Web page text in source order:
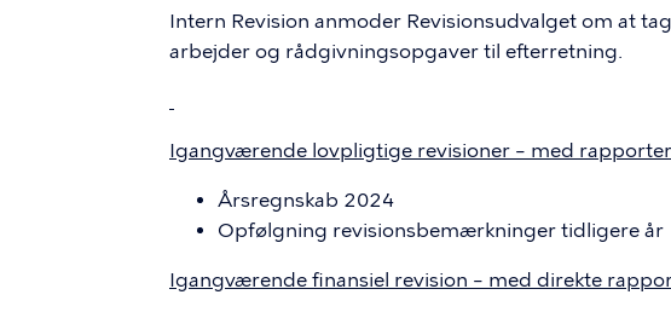
Intern Revision anmoder Revisionsudvalget om at
arbejder og rådgivningsopgaver til efterretning.
Igangværende lovpligtige revisioner – med
Årsregnskab 2024
Opfølgning revisionsbemærkninger tidligere år
Igangværende finansiel revision – med direkte